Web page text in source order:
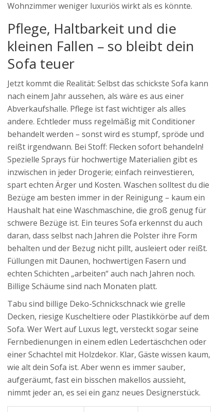
Wohnzimmer weniger luxuriös wirkt als es könnte.
Pflege, Haltbarkeit und die
kleinen Fallen – so bleibt dein
Sofa teuer
Jetzt kommt die Realität: Selbst das schickste Sofa kann
nach einem Jahr aussehen, als wäre es aus einer
Abverkaufshalle. Pflege ist fast wichtiger als alles
andere. Echtleder muss regelmäßig mit Conditioner
behandelt werden – sonst wird es stumpf, spröde und
reißt irgendwann. Bei Stoff: Flecken sofort behandeln!
Spezielle Sprays für hochwertige Materialien gibt es
inzwischen in jeder Drogerie; einfach reinvestieren,
spart echten Ärger und Kosten. Waschen solltest du die
Bezüge am besten immer in der Reinigung – kaum ein
Haushalt hat eine Waschmaschine, die groß genug für
schwere Bezüge ist. Ein teures Sofa erkennst du auch
daran, dass selbst nach Jahren die Polster ihre Form
behalten und der Bezug nicht pillt, ausleiert oder reißt.
Füllungen mit Daunen, hochwertigen Fasern und
echten Schichten „arbeiten“ auch nach Jahren noch.
Billige Schäume sind nach Monaten platt.
Tabu sind billige Deko-Schnickschnack wie grelle
Decken, riesige Kuscheltiere oder Plastikkörbe auf dem
Sofa. Wer Wert auf Luxus legt, versteckt sogar seine
Fernbedienungen in einem edlen Ledertäschchen oder
einer Schachtel mit Holzdekor. Klar, Gäste wissen kaum,
wie alt dein Sofa ist. Aber wenn es immer sauber,
aufgeräumt, fast ein bisschen makellos aussieht,
nimmt jeder an, es sei ein ganz neues Designerstück.